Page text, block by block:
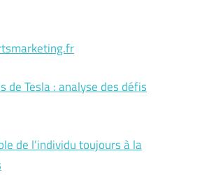
de Tesla : analyse des défis
de l’individu toujours à la